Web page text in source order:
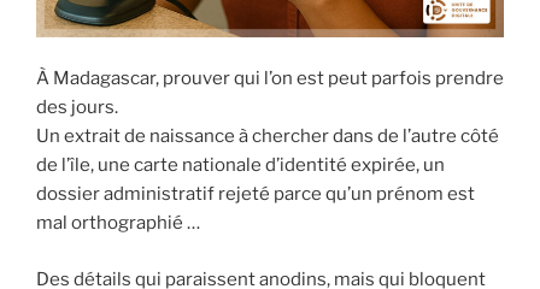
À Madagascar, prouver qui l’on est peut parfois prendre
des jours.
Un extrait de naissance à chercher dans de l’autre côté
de l’île, une carte nationale d’identité expirée, un
dossier administratif rejeté parce qu’un prénom est
mal orthographié …
Des détails qui paraissent anodins, mais qui bloquent